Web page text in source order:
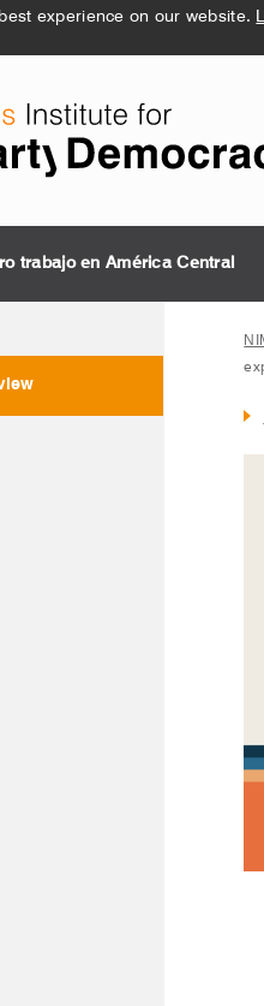
experience on our website.
trabajo en América Central